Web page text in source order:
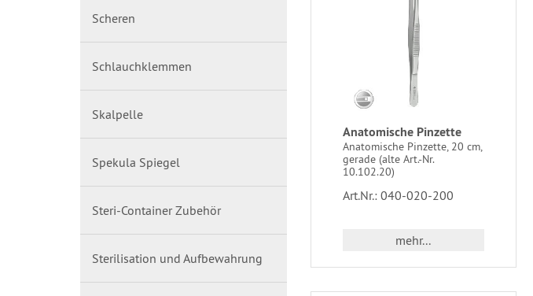
Anatomische Pinzette
Anatomische Pinzette, 20 cm,
gerade (alte Art.-Nr.
10.102.20)
Art.Nr.: 040-020-200
mehr...
Scheren
Schlauchklemmen
Skalpelle
Spekula Spiegel
Steri-Container Zubehör
Sterilisation und Aufbewahrung